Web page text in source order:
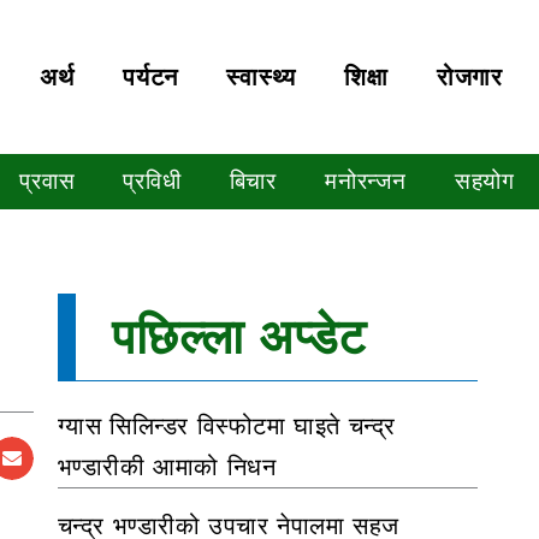
अर्थ पर्यटन स्वास्थ्य शिक्षा रोजगार
प्रवास प्रविधी बिचार मनोरन्जन सहयोग
पछिल्ला अप्डेट
ग्यास सिलिन्डर विस्फोटमा घाइते चन्द्र
भण्डारीकी आमाको निधन
चन्द्र भण्डारीको उपचार नेपालमा सहज